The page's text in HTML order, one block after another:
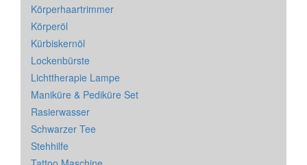
Körperhaartrimmer
Körperöl
Kürbiskernöl
Lockenbürste
Lichttherapie Lampe
Maniküre & Pediküre Set
Rasierwasser
Schwarzer Tee
Stehhilfe